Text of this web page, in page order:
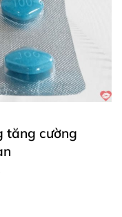
tăng cường